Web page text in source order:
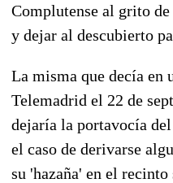
Complutense al grito
y dejar al descubierto
La misma que decía en
Telemadrid el 22 de
dejaría la portavocía
el caso de derivarse
su 'hazaña' en el recinto